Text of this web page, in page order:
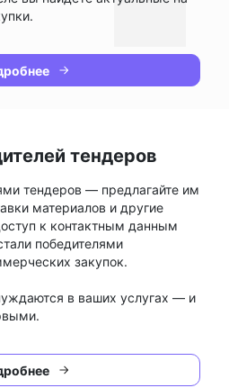
тендеров
тендеров — предлагайте им
материалов и другие
к контактным данным
победителями
закупок.
в ваших услугах — и